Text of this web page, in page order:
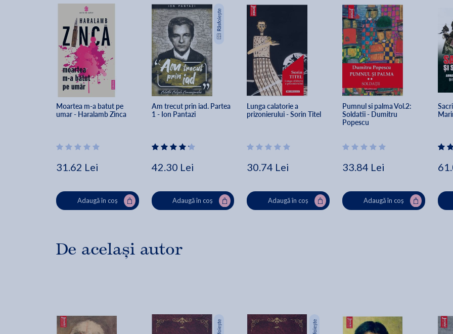
Moartea m-a batut pe
umar - Haralamb Zinca
31.62 Lei
Adaugă în coș
Am trecut prin iad. Partea
1 - Ion Pantazi
42.30 Lei
Adaugă în coș
Lunga calatorie a
prizonierului - Sorin Titel
30.74 Lei
Adaugă în coș
Pumnul si palma Vol.2:
Soldatii - Dumitru
Popescu
33.84 Lei
Adaugă în coș
De același autor